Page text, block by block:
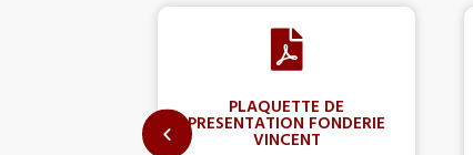
PLAQUETTE DE
PRESENTATION FONDERIE
VINCENT